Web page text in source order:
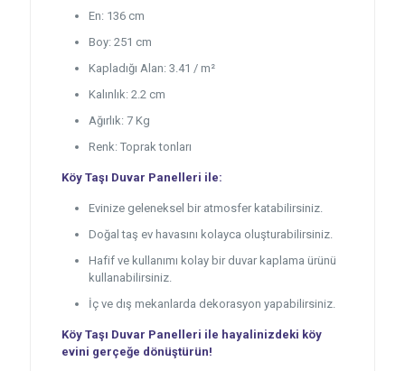
En: 136 cm
Boy: 251 cm
Kapladığı Alan: 3.41 / m²
Kalınlık: 2.2 cm
Ağırlık: 7 Kg
Renk: Toprak tonları
Köy Taşı Duvar Panelleri ile:
Evinize geleneksel bir atmosfer katabilirsiniz.
Doğal taş ev havasını kolayca oluşturabilirsiniz.
Hafif ve kullanımı kolay bir duvar kaplama ürünü
kullanabilirsiniz.
İç ve dış mekanlarda dekorasyon yapabilirsiniz.
Köy Taşı Duvar Panelleri ile hayalinizdeki köy
evini gerçeğe dönüştürün!